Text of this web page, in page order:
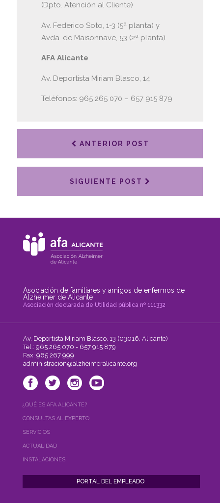
(Dpto. Atención al Cliente)
Av. Federico Soto, 1-3 (5ª planta) y
Avda. de Maisonnave, 53 (2ª planta)
AFA Alicante
Av. Deportista Miriam Blasco, 14
Teléfonos: 965 265 070 – 657 915 879
ANTERIOR POST
SIGUIENTE POST
Asociación de familiares y amigos de enfermos de
Alzheimer de Alicante
Asociación declarada de Utilidad pública nº 111332
Av. Deportista Miriam Blasco, 13 (03016, Alicante)
Tel.: 965 265 070 - 657 915 879
Fax: 965 267 999
administracion@alzheimeralicante.org
¿QUÉ ES AFA ALICANTE?
CONSULTAS AL EXPERTO
SERVICIOS
ACTUALIDAD
INSTALACIONES